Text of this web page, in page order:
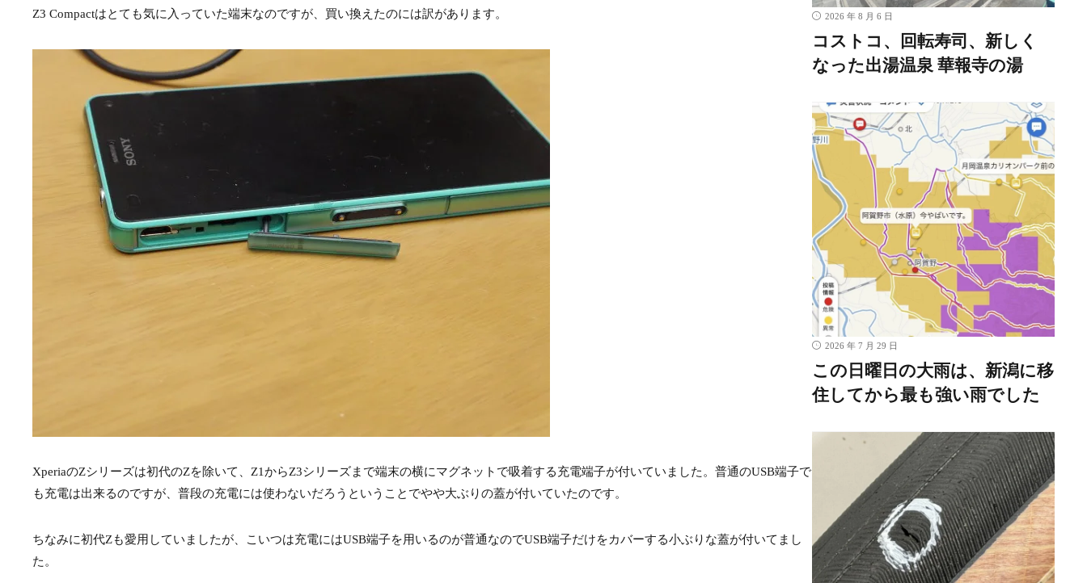
Z3 Compactはとても気に入っていた端末なのですが、買い換えたのには訳があります。
XperiaのZシリーズは初代のZを除いて、Z1からZ3シリーズまで端末の横にマグネットで吸着する充電端子が付いていました。普通のUSB端子で
も充電は出来るのですが、普段の充電には使わないだろうということでやや大ぶりの蓋が付いていたのです。
ちなみに初代Zも愛用していましたが、こいつは充電にはUSB端子を用いるのが普通なのでUSB端子だけをカバーする小ぶりな蓋が付いてまし
た。
2026 年 8 月 6 日
コストコ、回転寿司、新しく
なった出湯温泉 華報寺の湯
2026 年 7 月 29 日
この日曜日の大雨は、新潟に移
住してから最も強い雨でした